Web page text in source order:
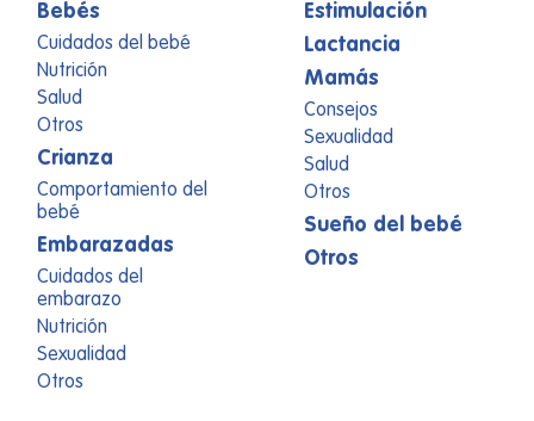
Bebés
Cuidados del bebé
Nutrición
Salud
Otros
Crianza
Comportamiento del
bebé
Embarazadas
Cuidados del
embarazo
Nutrición
Sexualidad
Otros
Estimulación
Lactancia
Mamás
Consejos
Sexualidad
Salud
Otros
Sueño del bebé
Otros